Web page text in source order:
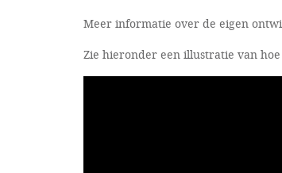
Meer informatie over de eigen
Zie hieronder een illustratie van